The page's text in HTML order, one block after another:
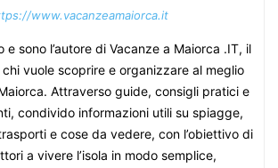
www.vacanzeamaiorca.it
e sono l’autore di Vacanze a Maiorca .IT, il
vuole scoprire e organizzare al meglio
Attraverso guide, consigli pratici e
condivido informazioni utili su spiagge,
e cose da vedere, con l’obiettivo di
a vivere l’isola in modo semplice,